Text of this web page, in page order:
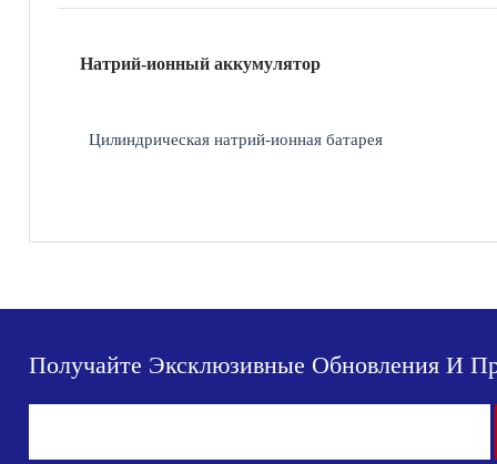
Натрий-ионный аккумулятор
Цилиндрическая натрий-ионная батарея
Получайте Эксклюзивные Обновления И